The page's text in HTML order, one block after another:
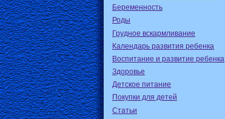
Беременность
Роды
Грудное вскармливание
Календарь развития ребенка
Воспитание и развитие ребенка
Здоровье
Детское питание
Покупки для детей
Статьи